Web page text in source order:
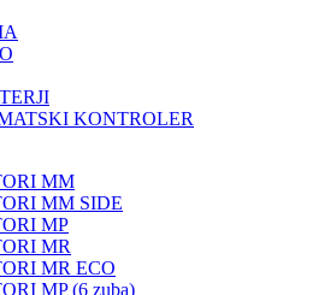
KONTROLER
MM
MM SIDE
MP
MR
MR ECO
MP (6 zuba)